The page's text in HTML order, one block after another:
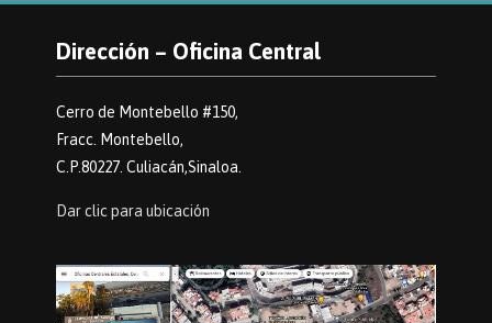
Dirección – Oficina Central
Cerro de Montebello #150,
Fracc. Montebello,
C.P.80227. Culiacán,Sinaloa.
Dar clic para ubicación